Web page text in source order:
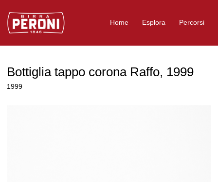
Logo Birra Peroni
Home Esplora Percorsi
Bottiglia tappo corona Raffo, 1999
1999